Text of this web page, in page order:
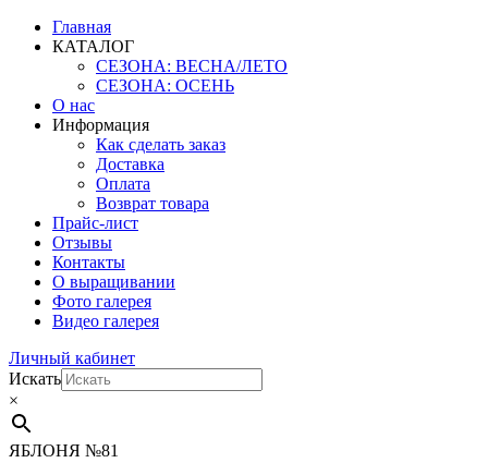
Главная
КАТАЛОГ
СЕЗОНА: ВЕСНА/ЛЕТО
СЕЗОНА: ОСЕНЬ
О нас
Информация
Как сделать заказ
Доставка
Оплата
Возврат товара
Прайс-лист
Отзывы
Контакты
О выращивании
Фото галерея
Видео галерея
Личный кабинет
Искать
×
ЯБЛОНЯ №81